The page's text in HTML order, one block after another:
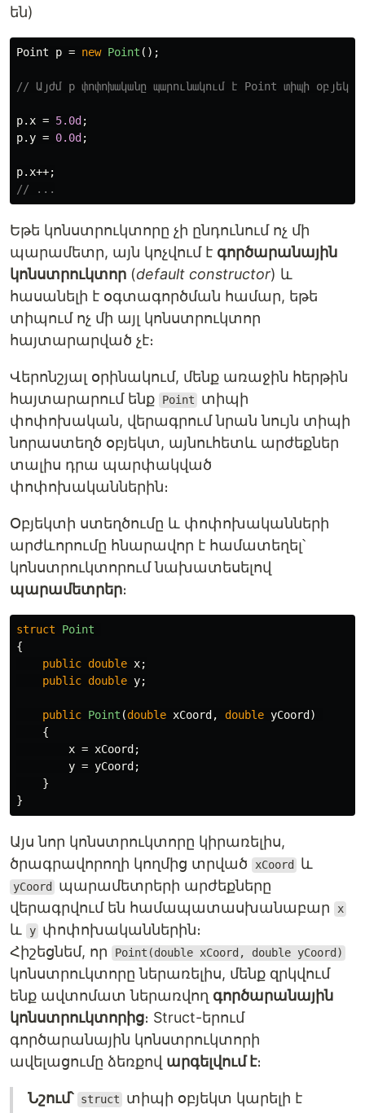
են)
Point p = new Point ();
// Այժմ p փոփոխականը պարունակում է Point տիպի օբյեկտ,
p. x = 5.0d ;
p.y = 0.0d ;
p. x++;
// ...
Եթե կոնստրուկտորը չի ընդունում ոչ մի
պարամետր, այն կոչվում է գործարանային
կոնստրուկտոր (default constructor) և
հասանելի է օգտագործման համար, եթե
տիպում ոչ մի այլ կոնստրուկտոր
հայտարարված չէ։
Վերոնշյալ օրինակում, մենք առաջին հերթին
հայտարարում ենք
Point
տիպի
փոփոխական, վերագրում նրան նույն տիպի
նորաստեղծ օբյեկտ, այնուհետև արժեքներ
տալիս դրա պարփակված
փոփոխականներին։
Օբյեկտի ստեղծումը և փոփոխականների
արժևորումը հնարավոր է համատեղել՝
կոնստրուկտորում նախատեսելով
պարամետրեր։
struct
Point
{
public double x;
public double y;
public Point (double xCoord , double yCoord )
{
x = xCoord ;
y = yCoord ;
}
}
Այս նոր կոնստրուկտորը կիրառելիս,
ծրագրավորողի կողմից տրված
xCoord և
yCoord
պարամետրերի արժեքները
վերագրվում են համապատասխանաբար
x
և y փոփոխականներին։
Հիշեցնեմ, որ
Point(double xCoord, double yCoord)
կոնստրուկտորը ներառելիս, մենք զրկվում
ենք ավտոմատ ներառվող գործարանային
կոնստրուկտորից։ Struct-երում
գործարանային կոնստրուկտորի
ավելացումը ձեռքով արգելվում է։
Նշում՝ struct
տիպի օբյեկտ կարելի է